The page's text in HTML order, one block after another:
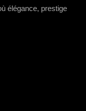
élégance, prestige